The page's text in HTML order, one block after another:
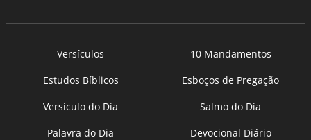
Versículos
10 Mandamentos
Estudos Bíblicos
Esboços de Pregação
Versículo do Dia
Salmo do Dia
Palavra do Dia
Devocional Diário